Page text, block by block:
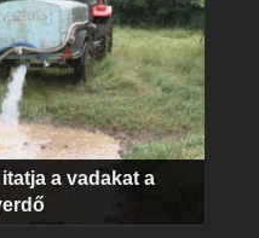
a vadakat a